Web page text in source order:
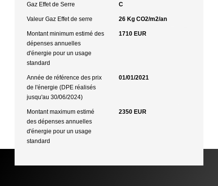
Gaz Effet de Serre C
Valeur Gaz Effet de serre 26 Kg CO2/m2/an
Montant minimum estimé des
dépenses annuelles
d'énergie pour un usage
standard
1710 EUR
Année de référence des prix
de l'énergie (DPE réalisés
jusqu'au 30/06/2024)
01/01/2021
Montant maximum estimé
des dépenses annuelles
d'énergie pour un usage
standard
2350 EUR